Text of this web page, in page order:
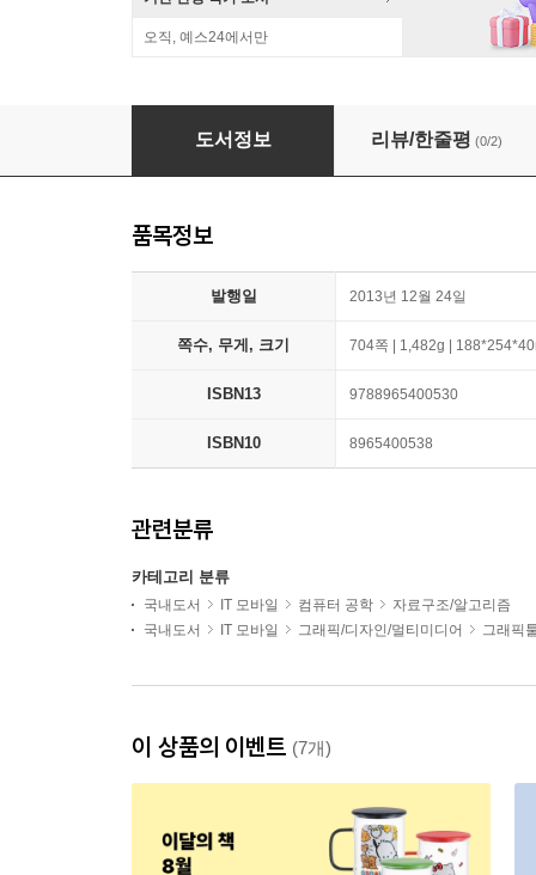
오직, 예스24에서만
영상 처리 프로그래밍
도서정보 리뷰/한줄평 (0/2)
품목정보
발행일 2013년 12월 24일
쪽수, 무게, 크기 704쪽 | 1,482g |
ISBN13 9788965400530
ISBN10 8965400538
관련분류
카테고리 분류
국내도서 IT 모바일 컴퓨터 공학
자료구조/알고리즘
국내도서
IT 모바일 그래픽/디자인/멀티미디어 그래픽
이 상품의 이벤트 (7개)